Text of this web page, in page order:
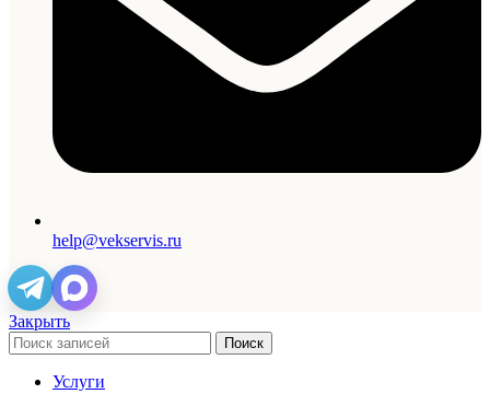
help@vekservis.ru
Закрыть
Поиск
Услуги